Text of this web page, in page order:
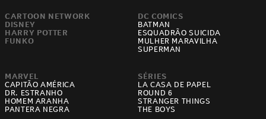
CARTOON NETWORK
DISNEY
HARRY POTTER
FUNKO
DC COMICS
BATMAN
ESQUADRÃO SUICIDA
MULHER MARAVILHA
SUPERMAN
MARVEL
CAPITÃO AMÉRICA
DR. ESTRANHO
HOMEM ARANHA
PANTERA NEGRA
SÉRIES
LA CASA DE PAPEL
ROUND 6
STRANGER THINGS
THE BOYS